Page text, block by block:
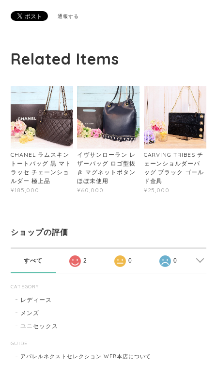
通報する
Related Items
CHANEL ラムスキン
トートバッグ 黒 マト
ラッセ チェーンショ
ルダー 極上品
¥185,000
イヴサンローラン レ
ザーバッグ ロゴ型抜
き マグネットボタン
ほぼ未使用
¥60,000
CARVING TRIBES チ
ェーンショルダーバ
ッグ ブラック ゴール
ド金具
¥25,000
ショップの評価
すべて 2 0 0
CATEGORY
レディース
メンズ
ユニセックス
GUIDE
アパレルネクストセレクション WEB本店について